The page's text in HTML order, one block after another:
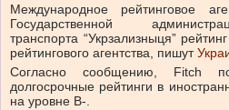
Международное рейтинговое
Государственной
транспорта “Укрзализныця”
рейтингового агентства, пишут
Согласно сообщению, Fitch
долгосрочные рейтинги в
на уровне B-.